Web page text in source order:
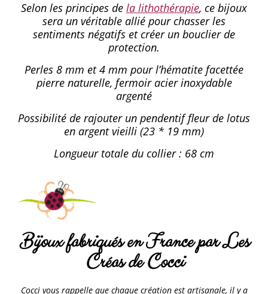
Selon les principes de la lithothérapie, ce bijoux
sera un véritable allié pour chasser les
sentiments négatifs et créer un bouclier de
protection.
Perles 8 mm et 4 mm pour l’hématite facettée
pierre naturelle, fermoir acier inoxydable
argenté
Possibilité de rajouter un pendentif fleur de lotus
en argent vieilli (23 * 19 mm)
Longueur totale du collier : 68 cm
Bijoux fabriqués en France par Les
Créas de Cocci
Cocci vous rappelle que chaque création est artisanale, il y a